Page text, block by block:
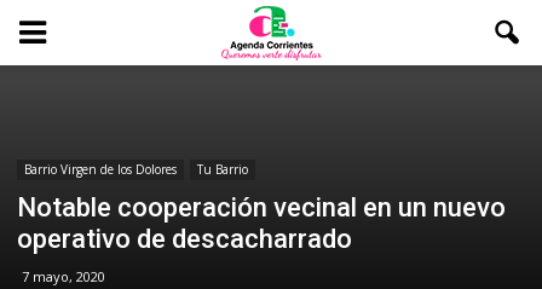
Barrio Virgen de los Dolores Tu Barrio
Notable cooperación vecinal en un nuevo
operativo de descacharrado
7 mayo, 2020